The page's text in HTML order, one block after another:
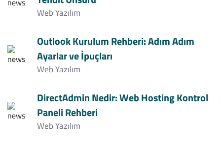
Web Yazılım
Outlook Kurulum Rehberi: Adım Adım
Ayarlar ve İpuçları
Web Yazılım
DirectAdmin Nedir: Web Hosting Kontrol
Paneli Rehberi
Web Yazılım